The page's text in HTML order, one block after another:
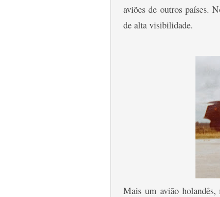
aviões de outros países.
de alta visibilidade.
Mais um avião